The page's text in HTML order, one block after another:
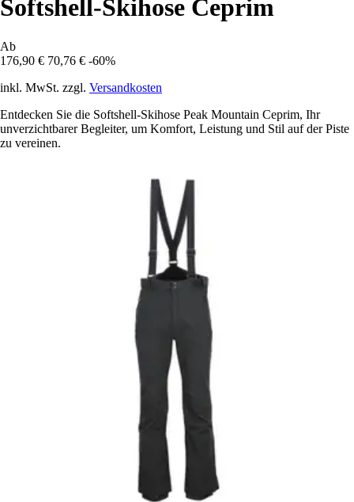
Softshell-Skihose Ceprim
Ab
176,90 € 70,76 € -60%
inkl. MwSt. zzgl. Versandkosten
Entdecken Sie die Softshell-Skihose Peak Mountain Ceprim, Ihr
unverzichtbarer Begleiter, um Komfort, Leistung und Stil auf der Piste
zu vereinen.